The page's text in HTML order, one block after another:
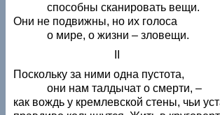
способны сканировать вещи.
Они не подвижны, но их голоса
о мире, о жизни – зловещи.
Поскольку за ними одна пустота,
они нам талдычат о смерти, –
как вождь у кремлевской стены, чьи